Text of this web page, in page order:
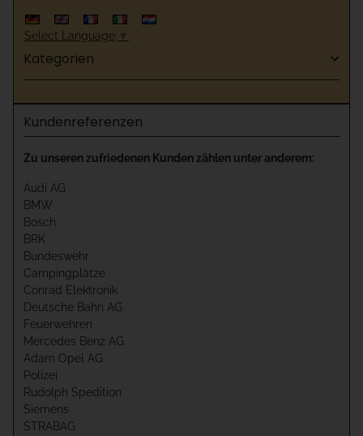
Select Language ▼
Kategorien
Kundenreferenzen
Zu unseren zufriedenen Kunden zählen unter anderem:
Audi AG
BMW
Bosch
BRK
Bundeswehr
Campingplätze
Conrad Elektronik
Deutsche Bahn AG
Feuerwehren
Mercedes Benz AG
Adam Opel AG
Polizei
Rudolph Spedition
Siemens
STRABAG